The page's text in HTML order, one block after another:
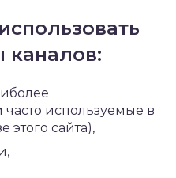
каналов:
используемые в
этого сайта),